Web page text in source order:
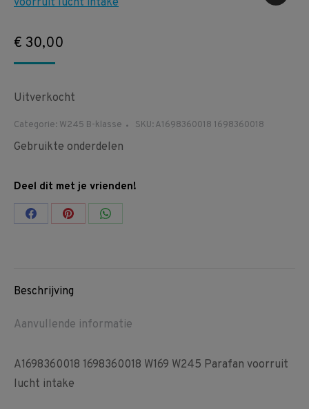
€ 30,00
Uitverkocht
Categorie: W245 B-klasse SKU:A1698360018 1698360018
Gebruikte onderdelen
Deel dit met je vrienden!
Share Share Share
Beschrijving
Aanvullende informatie
A1698360018 1698360018 W169 W245 Parafan voorruit
lucht intake